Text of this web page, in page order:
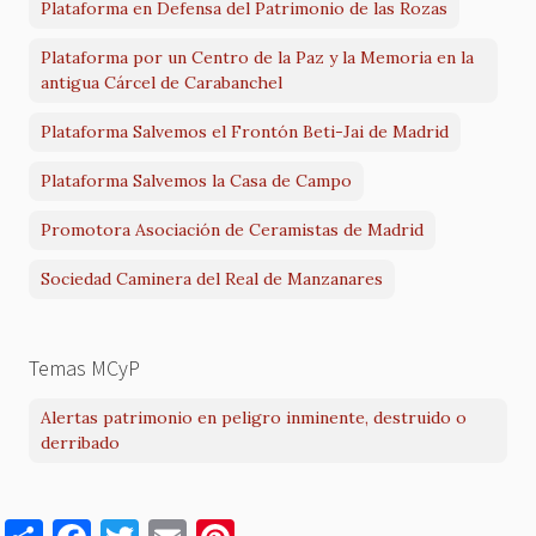
Plataforma en Defensa del Patrimonio de las Rozas
Plataforma por un Centro de la Paz y la Memoria en la
antigua Cárcel de Carabanchel
Plataforma Salvemos el Frontón Beti-Jai de Madrid
Plataforma Salvemos la Casa de Campo
Promotora Asociación de Ceramistas de Madrid
Sociedad Caminera del Real de Manzanares
Temas MCyP
Alertas patrimonio en peligro inminente, destruido o
derribado